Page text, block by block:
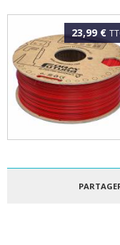
23,99 €
EASYFIL 1.75MM